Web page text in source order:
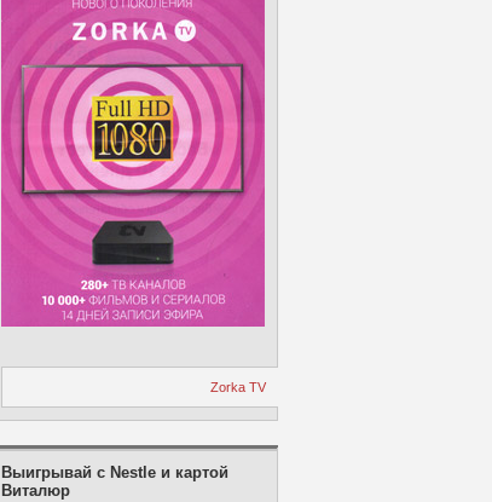
Zorka TV
Выигрывай с Nestle и картой
Виталюр